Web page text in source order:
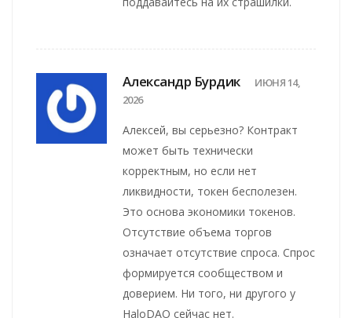
Александр Бурдик
ИЮНЯ 14,
2026
Алексей, вы серьезно? Контракт
может быть технически
корректным, но если нет
ликвидности, токен бесполезен.
Это основа экономики токенов.
Отсутствие объема торгов
означает отсутствие спроса. Спрос
формируется сообществом и
доверием. Ни того, ни другого у
HaloDAO сейчас нет.